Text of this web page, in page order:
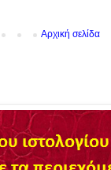
Αρχική σελίδα